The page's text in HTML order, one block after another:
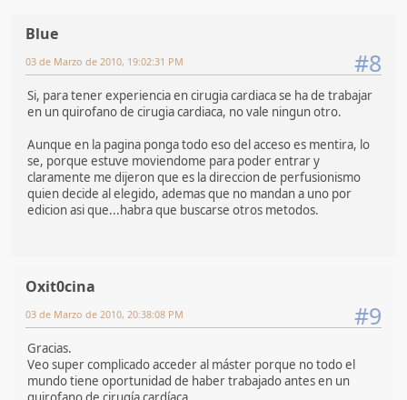
Blue
#8
03 de Marzo de 2010, 19:02:31 PM
Si, para tener experiencia en cirugia cardiaca se ha de trabajar
en un quirofano de cirugia cardiaca, no vale ningun otro.
Aunque en la pagina ponga todo eso del acceso es mentira, lo
se, porque estuve moviendome para poder entrar y
claramente me dijeron que es la direccion de perfusionismo
quien decide al elegido, ademas que no mandan a uno por
edicion asi que...habra que buscarse otros metodos.
Oxit0cina
#9
03 de Marzo de 2010, 20:38:08 PM
Gracias.
Veo super complicado acceder al máster porque no todo el
mundo tiene oportunidad de haber trabajado antes en un